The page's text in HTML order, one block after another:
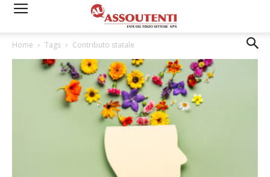
Home Tags Contributo statale